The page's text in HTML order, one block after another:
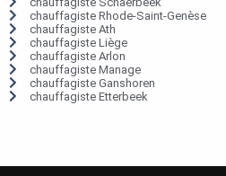
chauffagiste Rhode-Saint-Genèse
chauffagiste Ath
chauffagiste Liège
chauffagiste Arlon
chauffagiste Manage
chauffagiste Ganshoren
chauffagiste Etterbeek